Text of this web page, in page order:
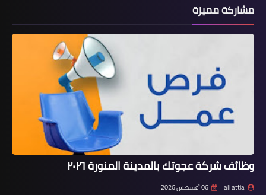
مشاركة مميزة
وظائف شركة عجوتك بالمدينة المنورة ٢٠٢٦
ali attia 06 أغسطس 2026